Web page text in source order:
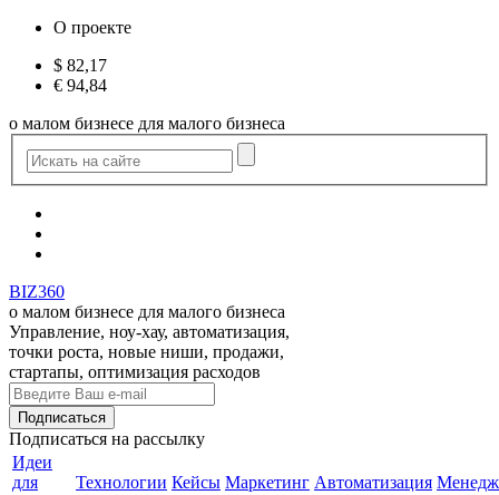
О проекте
$ 82,17
€ 94,84
о малом бизнесе для малого бизнеса
BIZ360
о малом бизнесе для малого бизнеса
Управление, ноу-хау, автоматизация,
точки роста, новые ниши, продажи,
стартапы, оптимизация расходов
Подписаться на рассылку
Идеи
для
Технологии Кейсы Маркетинг Автоматизация